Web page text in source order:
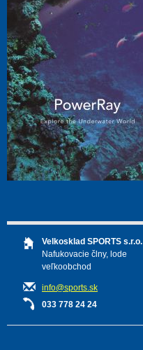
Velkosklad SPORTS s.r.o.
Nafukovacie člny, lode
veľkoobchod
info@sports.sk
033 778 24 24